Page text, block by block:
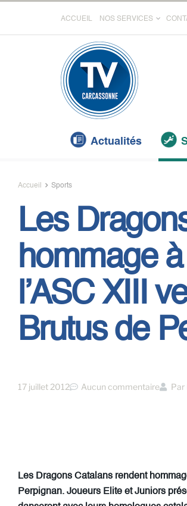
ACCUEIL NOS SERVICES
Actualités
Accueil Sports
Les
hommage
l’ASC XIII
Brutus de
17 juillet 2012 Aucun commentaire Par
Les Dragons Catalans rendent
Perpignan. Joueurs Elite et Juniors